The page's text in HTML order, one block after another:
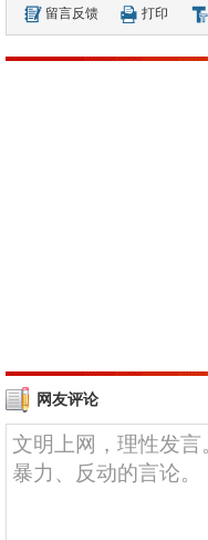
留言反馈 打印
网友评论